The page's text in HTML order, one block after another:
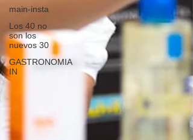
main-insta
Los 40 no
son los
nuevos 30
GASTRONOMIA
IN